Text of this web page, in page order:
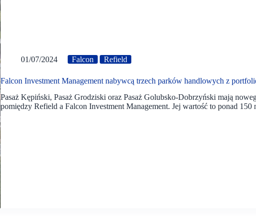
01/07/2024 Falcon Refield
Falcon Investment Management nabywcą trzech parków handlowych z
Pasaż Kępiński, Pasaż Grodziski oraz Pasaż Golubsko-Dobrzyński mają
pomiędzy Refield a Falcon Investment Management. Jej wartość to ponad 150